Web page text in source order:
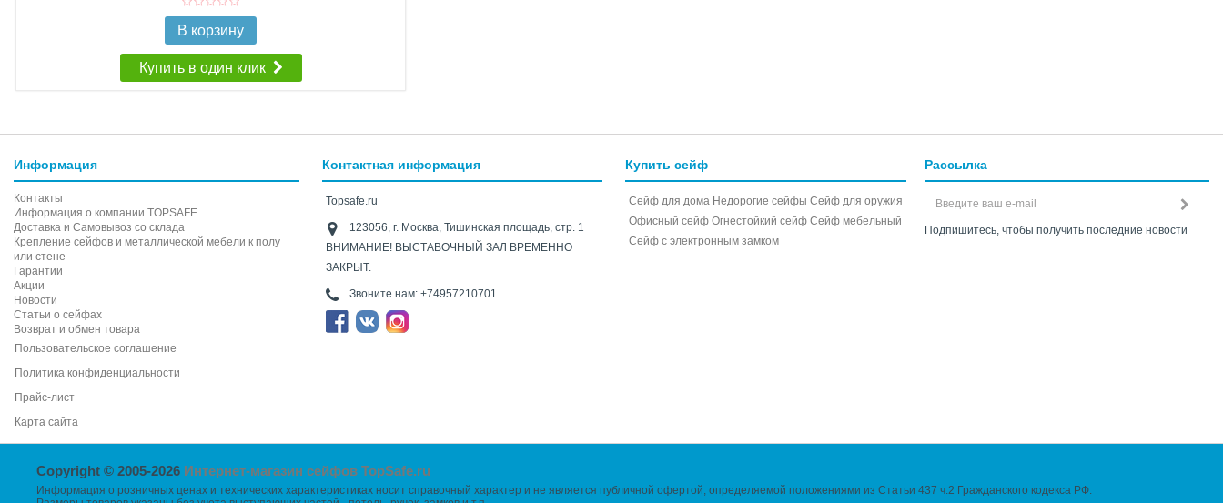
В корзину
Купить в один клик
Информация
Контакты
Информация о компании TOPSAFE
Доставка и Самовывоз со склада
Крепление сейфов и металлической мебели к полу
или стене
Гарантии
Акции
Новости
Статьи о сейфах
Возврат и обмен товара
Пользовательское соглашение
Политика конфиденциальности
Прайс-лист
Карта сайта
Контактная информация
Topsafe.ru
123056, г. Москва, Тишинская площадь, стр. 1
ВНИМАНИЕ! ВЫСТАВОЧНЫЙ ЗАЛ ВРЕМЕННО
ЗАКРЫТ.
Звоните нам: +74957210701
Купить сейф
Сейф для дома Недорогие сейфы Сейф для оружия
Офисный сейф Огнестойкий сейф Сейф мебельный
Cейф с электронным замком
Рассылка
Подпишитесь, чтобы получить последние новости
Copyright © 2005-2026 Интернет-магазин сейфов TopSafe.ru
Информация о розничных ценах и технических характеристиках носит справочный характер и не является публичной офертой, определяемой положениями из Статьи 437 ч.2 Гражданского кодекса РФ.